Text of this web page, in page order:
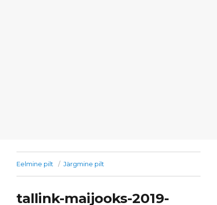
Eelmine pilt Järgmine pilt
tallink-maijooks-2019-